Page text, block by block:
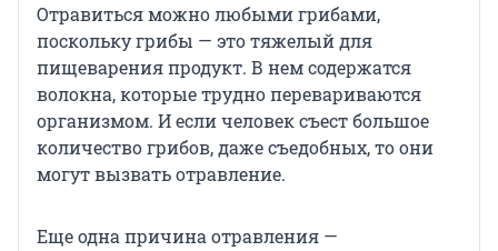
Отравиться можно любыми грибами,
поскольку грибы — это тяжелый для
пищеварения продукт. В нем содержатся
волокна, которые трудно перевариваются
организмом. И если человек съест большое
количество грибов, даже съедобных, то они
могут вызвать отравление.
Еще одна причина отравления —